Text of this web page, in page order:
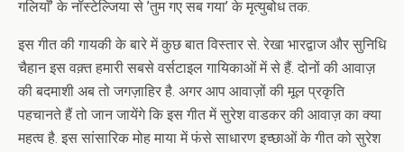
गलियाँ’ के नॉस्टेल्जिया से ’तुम गए सब गया’ के मृत्युबोध तक.
इस गीत की गायकी के बारे में कुछ बात विस्तार से. रेखा भारद्वाज और सुनिधि
चैहान इस वक़्त हमारी सबसे वर्सटाइल गायिकाओं में से हैं. दोनों की आवाज़
की बदमाशी अब तो जगज़ाहिर है. अगर आप आवाज़ों की मूल प्रकृति
पहचानते हैं तो जान जायेंगे कि इस गीत में सुरेश वाडकर की आवाज़ का क्या
महत्व है. इस सांसारिक मोह माया में फंसे साधारण इच्छाओं के गीत को सुरेश